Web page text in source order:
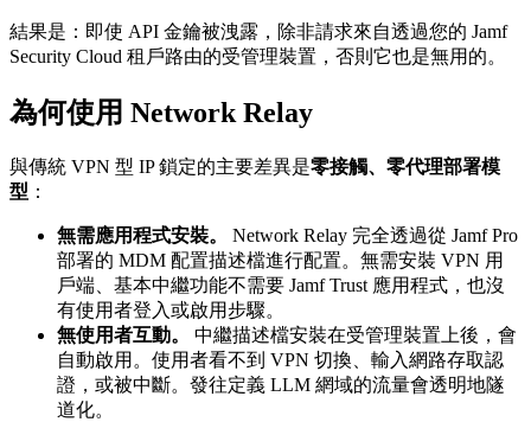
結果是：即使 API 金鑰被洩露，除非請求來自透過您的 Jamf
Security Cloud 租戶路由的受管理裝置，否則它也是無用的。
為何使用 Network Relay
與傳統 VPN 型 IP 鎖定的主要差異是零接觸、零代理部署模
型 ：
無需應用程式安裝。
Network Relay 完全透過從 Jamf Pro
部署的 MDM 配置描述檔進行配置。無需安裝 VPN 用
戶端、基本中繼功能不需要 Jamf Trust 應用程式，也沒
有使用者登入或啟用步驟。
無使用者互動。
中繼描述檔安裝在受管理裝置上後，會
自動啟用。使用者看不到 VPN 切換、輸入網路存取認
證，或被中斷。發往定義 LLM 網域的流量會透明地隧
道化。